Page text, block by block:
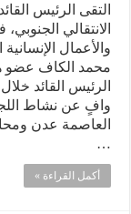
التقى الرئيس
الانتقالي الجنوبي،
والأعمال
محمد الكاف عضو
الرئيس القائد
وافٍ عن نشاط
العاصمة عدن
…
أكمل القراءة »